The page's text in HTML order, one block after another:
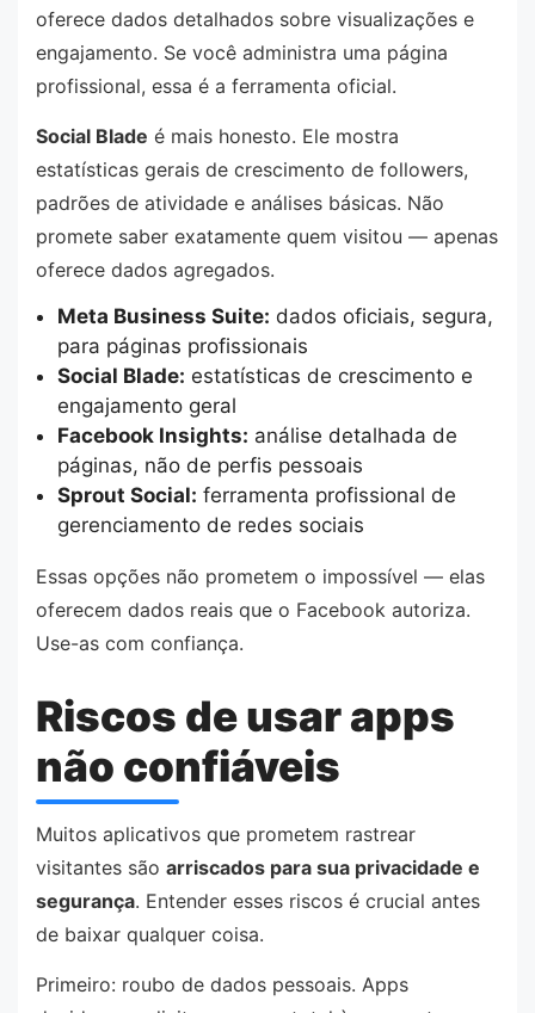
oferece dados detalhados sobre visualizações e
engajamento. Se você administra uma página
profissional, essa é a ferramenta oficial.
Social Blade é mais honesto. Ele mostra
estatísticas gerais de crescimento de followers,
padrões de atividade e análises básicas. Não
promete saber exatamente quem visitou — apenas
oferece dados agregados.
Meta Business Suite: dados oficiais, segura,
para páginas profissionais
Social Blade: estatísticas de crescimento e
engajamento geral
Facebook Insights: análise detalhada de
páginas, não de perfis pessoais
Sprout Social: ferramenta profissional de
gerenciamento de redes sociais
Essas opções não prometem o impossível — elas
oferecem dados reais que o Facebook autoriza.
Use-as com confiança.
Riscos de usar apps
não confiáveis
Muitos aplicativos que prometem rastrear
visitantes são arriscados para sua privacidade e
segurança. Entender esses riscos é crucial antes
de baixar qualquer coisa.
Primeiro: roubo de dados pessoais. Apps